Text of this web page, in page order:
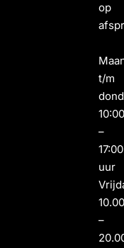
op
t/m
–
17:00
uur
–